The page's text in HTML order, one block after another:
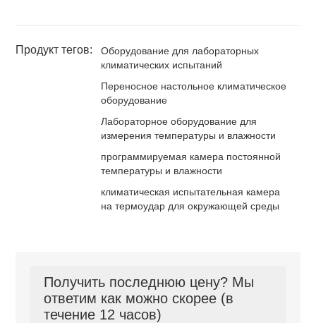
Продукт тегов:
Оборудование для лабораторных
климатических испытаний
Переносное настольное климатическое
оборудование
Лабораторное оборудование для
измерения температуры и влажности
программируемая камера постоянной
температуры и влажности
климатическая испытательная камера
на термоудар для окружающей среды
Получить последнюю цену? Мы
ответим как можно скорее (в
течение 12 часов)